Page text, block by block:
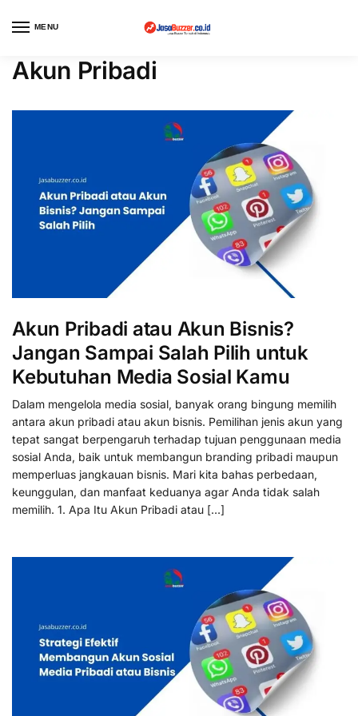
MENU
Akun Pribadi
Akun Pribadi atau Akun Bisnis?
Jangan Sampai Salah Pilih untuk
Kebutuhan Media Sosial Kamu
Dalam mengelola media sosial, banyak orang bingung memilih
antara akun pribadi atau akun bisnis. Pemilihan jenis akun yang
tepat sangat berpengaruh terhadap tujuan penggunaan media
sosial Anda, baik untuk membangun branding pribadi maupun
memperluas jangkauan bisnis. Mari kita bahas perbedaan,
keunggulan, dan manfaat keduanya agar Anda tidak salah
memilih. 1. Apa Itu Akun Pribadi atau […]